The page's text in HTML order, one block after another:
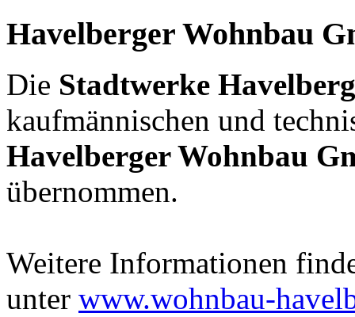
Havelberger Wohnbau
Die Stadtwerke
kaufmännischen und
Havelberger Wohnbau
übernommen.
Weitere Informationen
unter www.wohnbau-